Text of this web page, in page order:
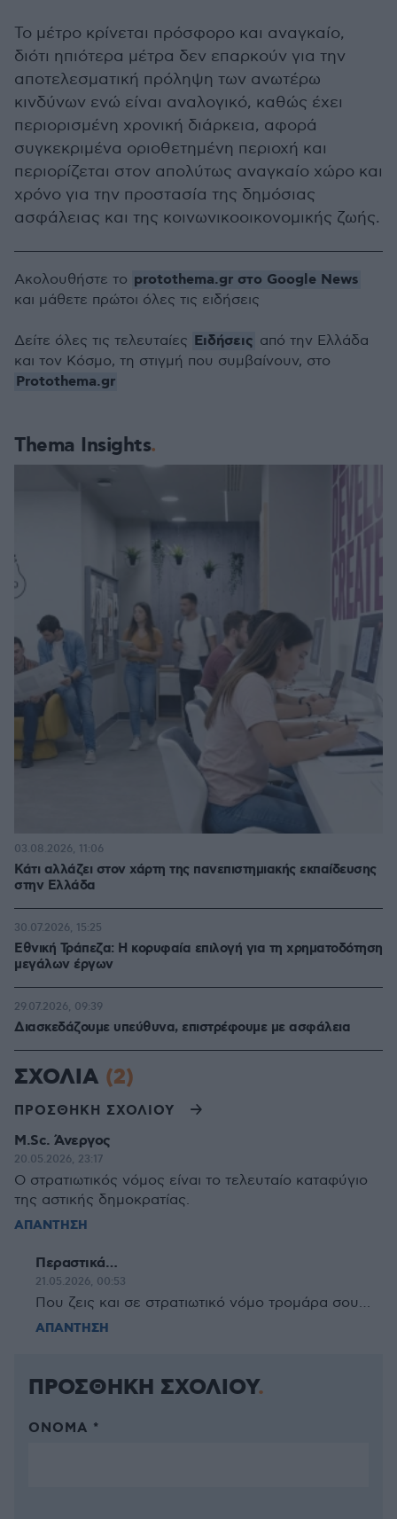
Το μέτρο κρίνεται πρόσφορο και αναγκαίο,
διότι ηπιότερα μέτρα δεν επαρκούν για την
αποτελεσματική πρόληψη των ανωτέρω
κινδύνων ενώ είναι αναλογικό, καθώς έχει
περιορισμένη χρονική διάρκεια, αφορά
συγκεκριμένα οριοθετημένη περιοχή και
περιορίζεται στον απολύτως αναγκαίο χώρο και
χρόνο για την προστασία της δημόσιας
ασφάλειας και της κοινωνικοοικονομικής ζωής.
Thema Insights
Κάτι αλλάζει στον χάρτη της πανεπιστημιακής εκπαίδευσης
στην Ελλάδα
03.08.2026, 11:06
Εθνική Τράπεζα: Η κορυφαία επιλογή για τη χρηματοδότηση
μεγάλων έργων
30.07.2026, 15:25
Διασκεδάζουμε υπεύθυνα, επιστρέφουμε με ασφάλεια
29.07.2026, 09:39
Ακολουθήστε το protothema.gr στο Google News
και μάθετε πρώτοι όλες τις ειδήσεις
Δείτε όλες τις τελευταίες Ειδήσεις από την Ελλάδα
και τον Κόσμο, τη στιγμή που συμβαίνουν, στο
Protothema.gr
ΣΧΟΛΙΑ (2)
ΠΡΟΣΘΗΚΗ ΣΧΟΛΙΟΥ
M.Sc. Άνεργος
20.05.2026, 23:17
Ο στρατιωτικός νόμος είναι το τελευταίο καταφύγιο
της αστικής δημοκρατίας.
ΑΠΑΝΤΗΣΗ
Περαστικά…
21.05.2026, 00:53
Που ζεις και σε στρατιωτικό νόμο τρομάρα σου…
ΑΠΑΝΤΗΣΗ
ΠΡΟΣΘΗΚΗ ΣΧΟΛΙΟΥ
ΌΝΟΜΑ *